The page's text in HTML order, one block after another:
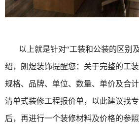
以上就是针对“工装和公装的区别
绍，朗煜装饰提醒您：关于完整的工
规格、品牌、单位、数量、单价及合
清单式装修工程报价单，以此建议找
后，再进行一个装修材料及价格的参照